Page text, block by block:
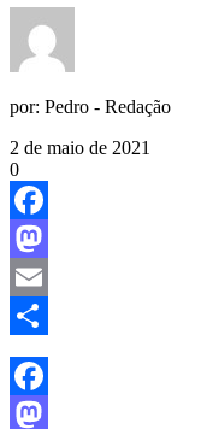
por: Pedro - Redação
2 de maio de 2021
0
Facebook
Mastodon
Email
Share
Facebook